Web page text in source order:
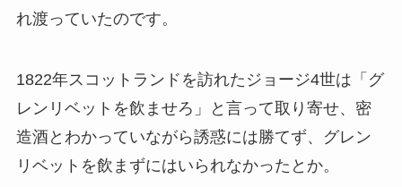
れ渡っていたのです。
1822年スコットランドを訪れたジョージ4世は「グ
レンリベットを飲ませろ」と言って取り寄せ、密
造酒とわかっていながら誘惑には勝てず、グレン
リベットを飲まずにはいられなかったとか。